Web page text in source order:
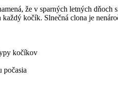
že v sparných letných
každý kočík. Slnečná clona je
kočíkov
počasia